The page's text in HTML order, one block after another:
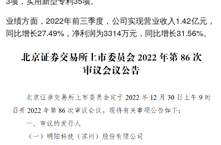
业绩方面，2022年前三季度，公司实现营业收入1.42亿元，
同比增长27.49%，净利润为3314万元，同比增长31.56%。